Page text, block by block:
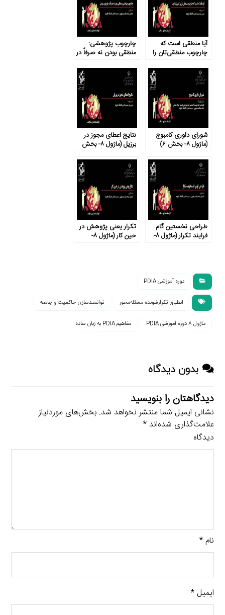
آیا منطقی است که
چارچوب منطقی‌تان را
بخش ۳)
چارچوب پژوهشی:
منطقی بودن نه صرفاً در
بخش ۲)
شورای داوری کامبوج
(ماژول ۸- بخش ۶)
نتایج اعطای مجوز در
برزیل (ماژول ۸- بخش
طراحی نخستین گام
فرایند تکرار (ماژول ۸-
تکرار یعنی پژوهش در
حین کار (ماژول ۸-
دوره آموزشی PDIA
انطباق تکرارشونده مسئله‌محور توانمندسازی حاکمیت و جامعه
ماژول 8 دوره آموزشی PDIA مفاهیم PDIA به زبان ساده
بدون دیدگاه
دیدگاهتان را بنویسید
نشانی ایمیل شما منتشر نخواهد شد. بخش‌های موردنیاز
علامت‌گذاری شده‌اند*
دیدگاه
نام*
ایمیل*